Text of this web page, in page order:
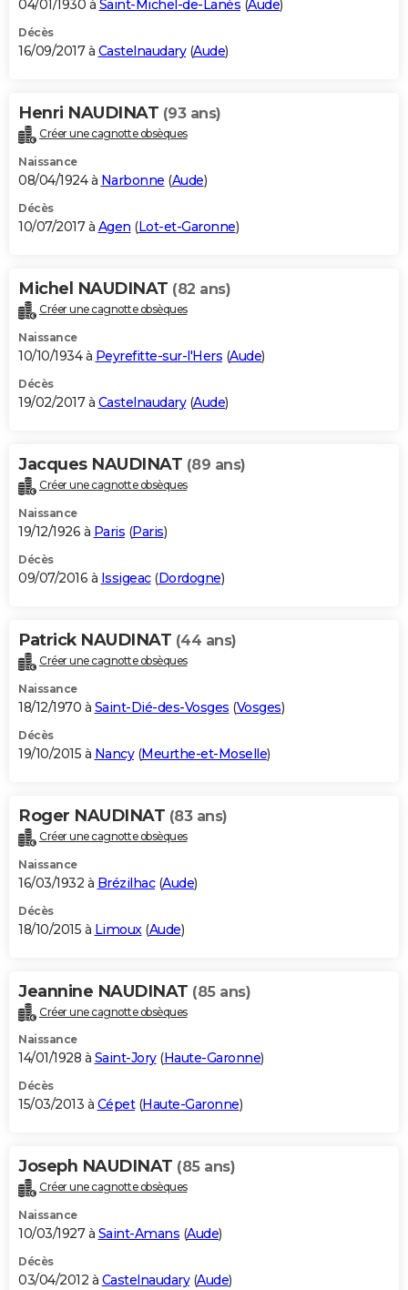
04/01/1930 à Saint-Michel-de-Lanès (Aude)
Décès
16/09/2017 à Castelnaudary(Aude)
Henri NAUDINAT (93 ans)
Créer une cagnotte obsèques
Naissance
08/04/1924 à Narbonne (Aude)
Décès
10/07/2017 à Agen (Lot-et-Garonne)
Michel NAUDINAT (82 ans)
Créer une cagnotte obsèques
Naissance
10/10/1934 à Peyrefitte-sur-l'Hers (Aude)
Décès
19/02/2017 à Castelnaudary(Aude)
Jacques NAUDINAT (89 ans)
Créer une cagnotte obsèques
Naissance
19/12/1926 à Paris (Paris)
Décès
09/07/2016 à Issigeac(Dordogne)
Patrick NAUDINAT (44 ans)
Créer une cagnotte obsèques
Naissance
18/12/1970 à Saint-Dié-des-Vosges (Vosges)
Décès
19/10/2015 à Nancy(Meurthe-et-Moselle)
Roger NAUDINAT (83 ans)
Créer une cagnotte obsèques
Naissance
16/03/1932 à Brézilhac(Aude)
Décès
18/10/2015 à Limoux (Aude)
Jeannine NAUDINAT (85 ans)
Créer une cagnotte obsèques
Naissance
14/01/1928 à Saint-Jory(Haute-Garonne)
Décès
15/03/2013 à Cépet(Haute-Garonne)
Joseph NAUDINAT (85 ans)
Créer une cagnotte obsèques
Naissance
10/03/1927 à Saint-Amans (Aude)
Décès
03/04/2012 à Castelnaudary(Aude)